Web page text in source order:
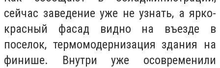
сейчас заведение уже не узнать, а ярко-
красный фасад видно на въезде в
поселок, термомодернизация здания на
финише. Внутри уже осовременили